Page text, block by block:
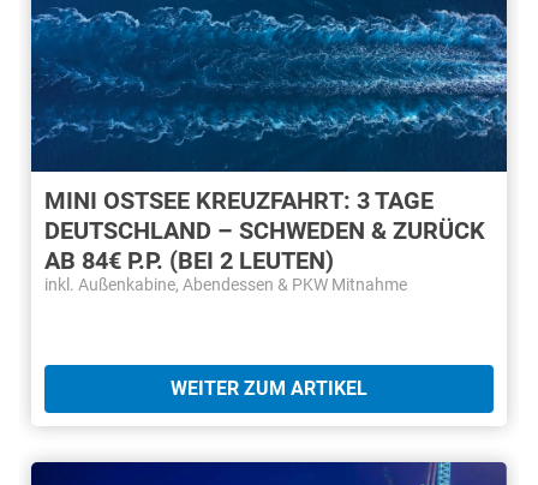
MINI OSTSEE KREUZFAHRT: 3 TAGE
DEUTSCHLAND – SCHWEDEN & ZURÜCK
AB 84€ P.P. (BEI 2 LEUTEN)
inkl. Außenkabine, Abendessen & PKW Mitnahme
WEITER ZUM ARTIKEL